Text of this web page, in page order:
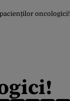
pacienților oncologici!